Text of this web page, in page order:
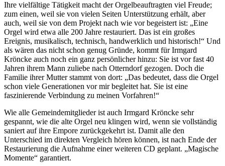
Ihre vielfältige Tätigkeit macht der Orgelbeauftragten viel Freude;
zum einen, weil sie von vielen Seiten Unterstützung erhält, aber
auch, weil sie von dem Projekt nach wie vor begeistert ist: „Eine
Orgel wird etwa alle 200 Jahre restauriert. Das ist ein großes
Ereignis, musikalisch, technisch, handwerklich und historisch!“ Und
als wären das nicht schon genug Gründe, kommt für Irmgard
Kröncke auch noch ein ganz persönlicher hinzu: Sie ist vor fast 40
Jahren ihrem Mann zuliebe nach Otterndorf gezogen. Doch die
Familie ihrer Mutter stammt von dort: „Das bedeutet, dass die Orgel
schon viele Generationen vor mir begleitet hat. Sie ist eine
faszinierende Verbindung zu meinen Vorfahren!“
Wie alle Gemeindemitglieder ist auch Irmgard Kröncke sehr
gespannt, wie die alte Orgel neu klingen wird, wenn sie vollständig
saniert auf ihre Empore zurückgekehrt ist. Damit alle den
Unterschied im direkten Vergleich hören können, ist nach Ende der
Restaurierung die Aufnahme einer weiteren CD geplant. „Magische
Momente“ garantiert.